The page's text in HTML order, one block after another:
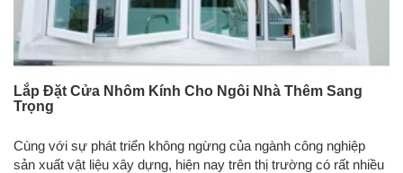
Lắp Đặt Cửa Nhôm Kính Cho Ngôi Nhà Thêm Sang
Trọng
Cùng với sự phát triển không ngừng của ngành công nghiệp
sản xuất vật liệu xây dựng, hiện nay trên thị trường có rất nhiều